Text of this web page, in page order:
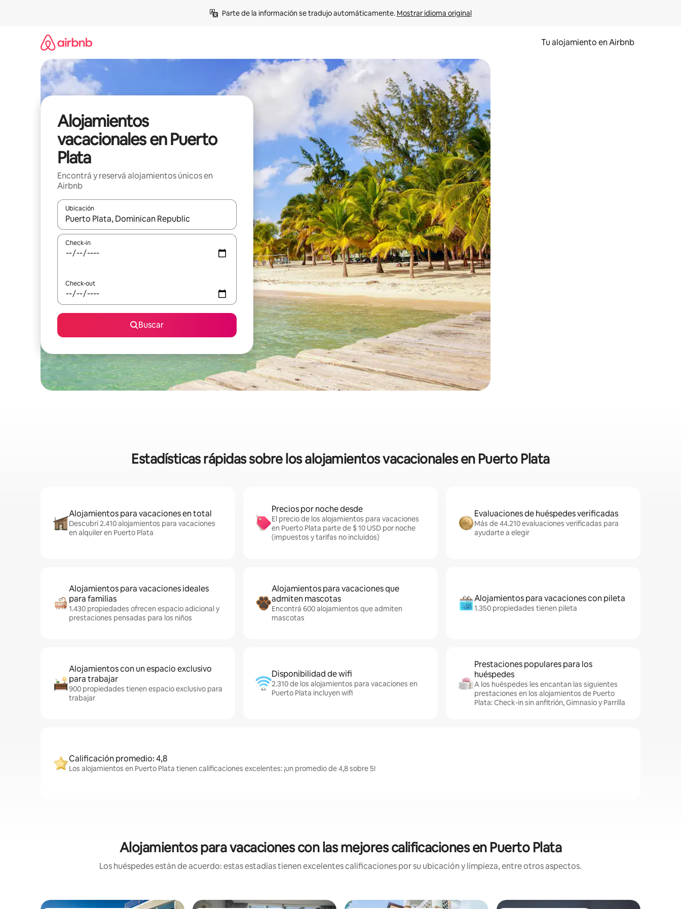
Parte de la información se tradujo automáticamente. Mostrar idioma original
Tu alojamiento en Airbnb
Alojamientos
vacacionales en Puerto
Plata
Encontrá y reservá alojamientos únicos en
Airbnb
Ubicación
Cuando los resultados estén disponibles, navegá con las teclas de flecha hacia arriba y hacia abajo o explorá deslizando el dedo.
Check-in
Check-out
Buscar
Estadísticas rápidas sobre los alojamientos vacacionales en Puerto Plata
Alojamientos para vacaciones en total
Descubrí 2.410 alojamientos para vacaciones
en alquiler en Puerto Plata
Precios por noche desde
El precio de los alojamientos para vacaciones
en Puerto Plata parte de $ 10 USD por noche
(impuestos y tarifas no incluidos)
Evaluaciones de huéspedes verificadas
Más de 44.210 evaluaciones verificadas para
ayudarte a elegir
Alojamientos para vacaciones ideales
para familias
1.430 propiedades ofrecen espacio adicional y
prestaciones pensadas para los niños
Alojamientos para vacaciones que
admiten mascotas
Encontrá 600 alojamientos que admiten
mascotas
Alojamientos para vacaciones con pileta
1.350 propiedades tienen pileta
Alojamientos con un espacio exclusivo
para trabajar
900 propiedades tienen espacio exclusivo para
trabajar
Disponibilidad de wifi
2.310 de los alojamientos para vacaciones en
Puerto Plata incluyen wifi
Prestaciones populares para los
huéspedes
A los huéspedes les encantan las siguientes
prestaciones en los alojamientos de Puerto
Plata: Check-in sin anfitrión, Gimnasio y Parrilla
Calificación promedio: 4,8
Los alojamientos en Puerto Plata tienen calificaciones excelentes: ¡un promedio de 4,8 sobre 5!
Alojamientos para vacaciones con las mejores calificaciones en Puerto Plata
Los huéspedes están de acuerdo: estas estadías tienen excelentes calificaciones por su ubicación y limpieza, entre otros aspectos.